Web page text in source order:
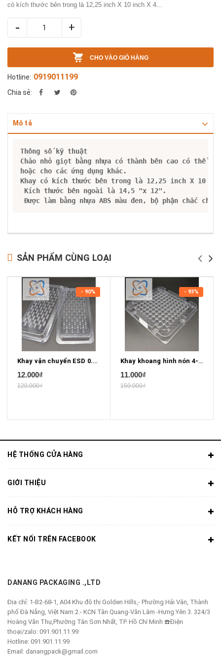
có kích thước bên trong là 12,25 inch X 10 inch X 4...
- +
CHO VÀO GIỎ HÀNG
Hotline: 0919011199
Chia sẻ:
Mô tả
Thông số kỹ thuật
Chảo nhỏ giọt bằng nhựa có thành bên cao có thể
hoặc cho các ứng dụng khác.
Khay có kích thước bên trong là 12,25 inch X 10
Kích thước bên ngoài là 14,5 "x 12".
Được làm bằng nhựa ABS màu đen, bộ phận chắc
SẢN PHẨM CÙNG LOẠI
- 90%
Khay vận chuyển ESD 0.44mm X 0.1mm
12.000₫
120.000₫
- 93%
Khay khoang hình nón 4-15/16" x 4-15/16"
11.000₫
150.000₫
HỆ THỐNG CỬA HÀNG
GIỚI THIỆU
HỖ TRỢ KHÁCH HÀNG
KẾT NỐI TRÊN FACEBOOK
DANANG PACKAGING .,LTD
Địa chỉ: 1-B2-68-1, A04 Khu đô thị Golden Hills,- Phường Hải Vân, Thành
phố Đà Nẵng, Việt Nam 2.- KCN Tân Quang-Văn Lâm -Hưng Yên 3. 324/3
Hoàng Văn Thụ,Phường Tân Sơn Nhất, TP. Hồ Chí Minh ☎️Điện
thoại/zalo: 091.901.11.99
Hotline: 091.901.11.99
Email: danangpack@gmail.com